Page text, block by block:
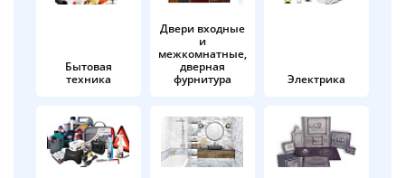
Бытовая
техника
Двери входные
и
межкомнатные,
дверная
фурнитура
Электрика
раз в 2
недели
Остались вопросы?
8 800 302-02-51
plait.ru